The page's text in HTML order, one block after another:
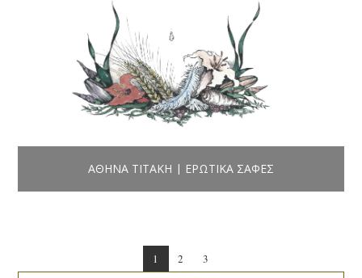
ΑΘΗΝΆ ΤΙΤΆΚΗ | ΕΡΩΤΙΚΆ ΣΑΦΈΣ
1 2 3